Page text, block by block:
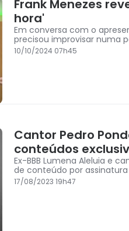
Frank Menezes
hora'
Em conversa com o
precisou improvisar numa
10/10/2024 07h45
Cantor Pedro
conteúdos
Ex-BBB Lumena Aleluia e
de conteúdo por assinatura
17/08/2023 19h47